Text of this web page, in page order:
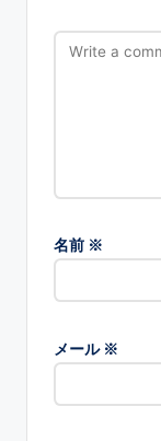
名前 ※
メール ※